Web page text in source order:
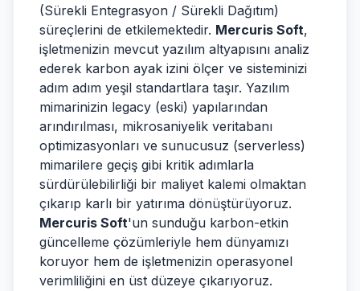
(Sürekli Entegrasyon / Sürekli Dağıtım)
süreçlerini de etkilemektedir. Mercuris Soft,
işletmenizin mevcut yazılım altyapısını analiz
ederek karbon ayak izini ölçer ve sisteminizi
adım adım yeşil standartlara taşır. Yazılım
mimarinizin legacy (eski) yapılarından
arındırılması, mikrosaniyelik veritabanı
optimizasyonları ve sunucusuz (serverless)
mimarilere geçiş gibi kritik adımlarla
sürdürülebilirliği bir maliyet kalemi olmaktan
çıkarıp karlı bir yatırıma dönüştürüyoruz.
Mercuris Soft'un sunduğu karbon-etkin
güncelleme çözümleriyle hem dünyamızı
koruyor hem de işletmenizin operasyonel
verimliliğini en üst düzeye çıkarıyoruz.